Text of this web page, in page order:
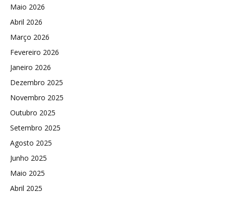
Maio 2026
Abril 2026
Março 2026
Fevereiro 2026
Janeiro 2026
Dezembro 2025
Novembro 2025
Outubro 2025
Setembro 2025
Agosto 2025
Junho 2025
Maio 2025
Abril 2025